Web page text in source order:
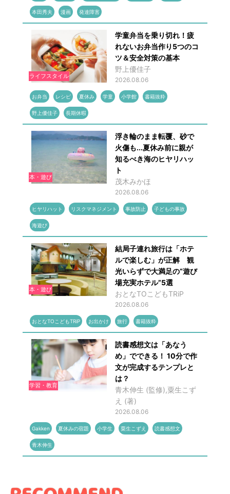
本田秀夫 漫画 発達障害
ライフスタイル
学童弁当を乗り切れ！疲
れないお弁当作り5つのコ
ツ＆安全対策の基本
野上優佳子
2026.08.06
お弁当 レシピ 夏休み 学童 小学館 書籍抜粋
野上優佳子 長期休暇
本・遊び
浮き輪のまま転覆、砂で
火傷も...夏休み前に親が
知るべき海のヒヤリハッ
ト
茂木みかほ
2026.08.06
ヒヤリハット リスクマネジメント 事故防止 子どもの事故
海遊び
本・遊び
結局子連れ旅行は「ホテ
ルで楽しむ」が正解 観
光いらずで大満足の“遊び
場充実ホテル”5選
おとなTOこどもTRiP
2026.08.06
おとなTOこどもTRiP お出かけ 旅行 書籍抜粋
学習・教育
読書感想文は「あなう
め」でできる！ 10分で作
文が完成するテンプレと
は？
青木伸生 (監修),粟生こず
え (著)
2026.08.06
Gakken 夏休みの宿題 小学生 粟生こずえ 読書感想文
青木伸生